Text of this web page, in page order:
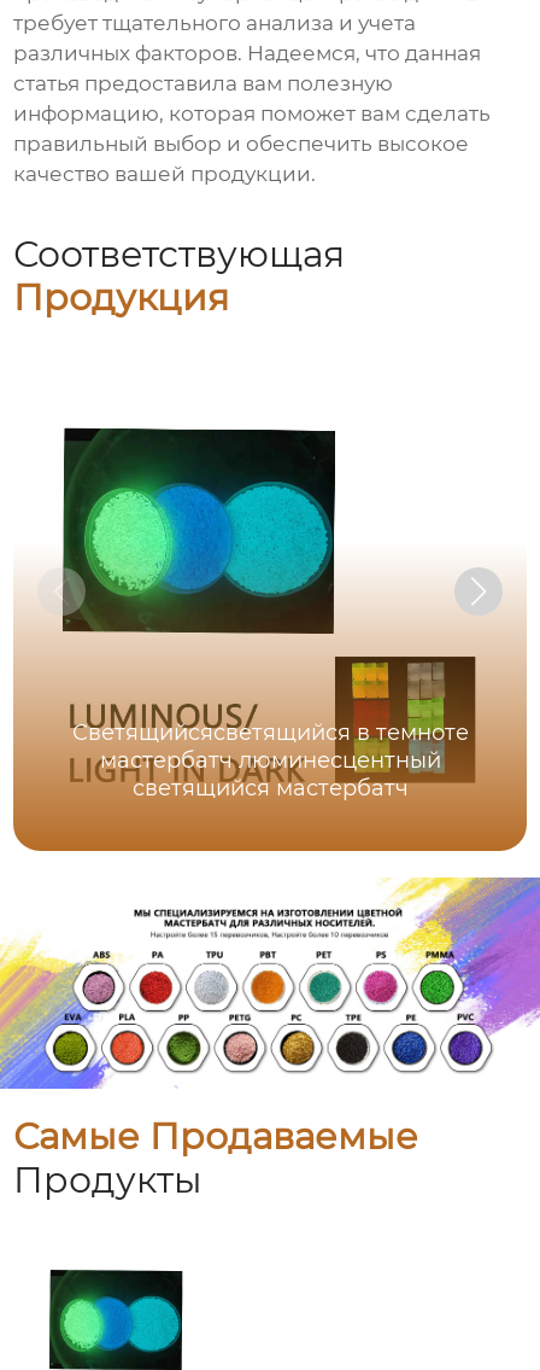
требует тщательного анализа и учета
различных факторов. Надеемся, что данная
статья предоставила вам полезную
информацию, которая поможет вам сделать
правильный выбор и обеспечить высокое
качество вашей продукции.
Соответствующая
Продукция
Светящийсясветящийся в темноте
мастербатч люминесцентный
светящийся мастербатч
Самые Продаваемые
Продукты